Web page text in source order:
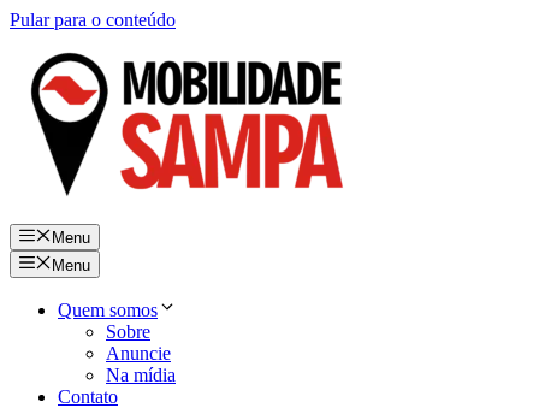
Pular para o conteúdo
Menu
Menu
Quem somos
Sobre
Anuncie
Na mídia
Contato